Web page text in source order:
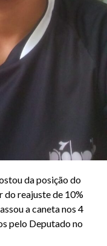
da posição do
do reajuste de 10%
a caneta nos 4
pelo Deputado no